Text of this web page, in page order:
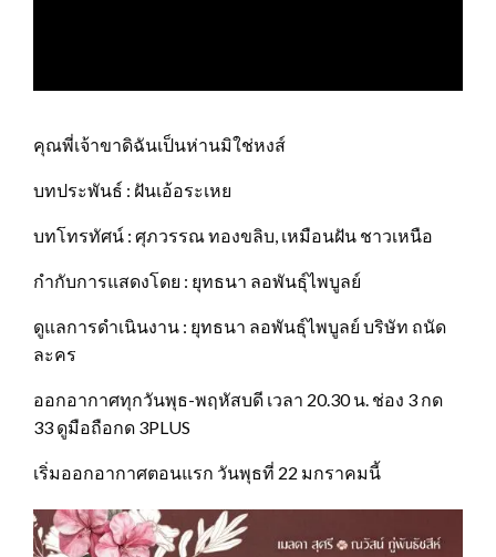
คุณพี่เจ้าขาดิฉันเป็นห่านมิใช่หงส์
บทประพันธ์ : ฝันเอ้อระเหย
บทโทรทัศน์ : ศุภวรรณ ทองขลิบ, เหมือนฝัน ชาวเหนือ
กำกับการแสดงโดย : ยุทธนา ลอพันธุ์ไพบูลย์
ดูแลการดำเนินงาน : ยุทธนา ลอพันธุ์ไพบูลย์ บริษัท ถนัด
ละคร
ออกอากาศทุกวันพุธ-พฤหัสบดี เวลา 20.30 น. ช่อง 3 กด
33 ดูมือถือกด 3PLUS
เริ่มออกอากาศตอนแรก วันพุธที่ 22 มกราคมนี้